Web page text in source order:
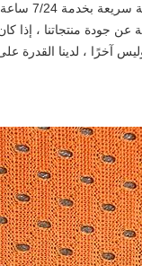
التعامل مع جميع الأسئلة ورسائل البريد الإلكتروني في غضون 12 ساعة.
عن جودة منتجاتنا ، إذا
آخرًا ، لدينا القدرة